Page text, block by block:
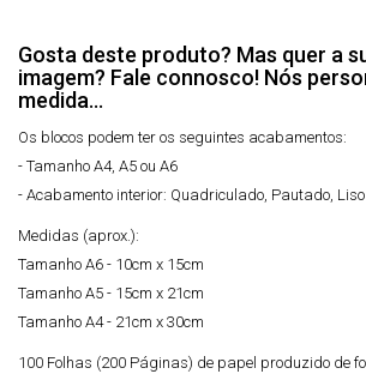
Gosta deste produto? Mas quer a
imagem? Fale connosco! Nós
medida...
Os blocos podem ter os seguintes acabamentos:
- Tamanho A4, A5 ou A6
- Acabamento interior: Quadriculado, Pautado,
Medidas (aprox.):
Tamanho A6 - 10cm x 15cm
Tamanho A5 - 15cm x 21cm
Tamanho A4 - 21cm x 30cm
100 Folhas (200 Páginas) de papel produzido de